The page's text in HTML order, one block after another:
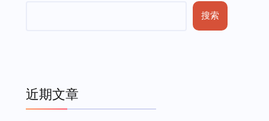
搜索
近期文章